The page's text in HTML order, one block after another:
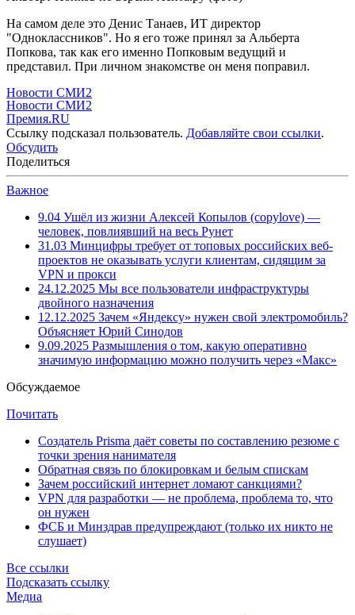
На самом деле это Денис Танаев, ИТ директор
"Одноклассников". Но я его тоже принял за Альберта
Попкова, так как его именно Попковым ведущий и
представил. При личном знакомстве он меня поправил.
Новости СМИ2
Новости СМИ2
Премия.RU
Ссылку подсказал пользователь. Добавляйте свои ссылки.
Обсудить
Поделиться
Важное
9.04 Ушёл из жизни Алексей Копылов (copylove) —
человек, повлиявший на весь Рунет
31.03 Минцифры требует от топовых российских веб-
проектов не оказывать услуги клиентам, сидящим за
VPN и прокси
24.12.2025 Мы все пользователи инфраструктуры
двойного назначения
12.12.2025 Зачем «Яндексу» нужен свой электромобиль?
Объясняет Юрий Синодов
9.09.2025 Размышления о том, какую оперативно
значимую информацию можно получить через «Макс»
Обсуждаемое
Почитать
Создатель Prisma даёт советы по составлению резюме с
точки зрения нанимателя
Обратная связь по блокировкам и белым спискам
Зачем российский интернет ломают санкциями?
VPN для разработки — не проблема, проблема то, что
он нужен
ФСБ и Минздрав предупреждают (только их никто не
слушает)
Все ссылки
Подсказать ссылку
Медиа